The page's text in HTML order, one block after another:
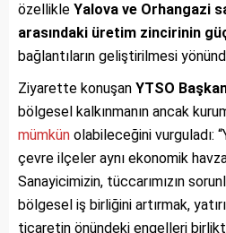
özellikle Yalova ve Orhangazi
arasındaki üretim zincirinin
bağlantıların geliştirilmesi
Ziyarette konuşan YTSO
bölgesel kalkınmanın ancak
mümkün olabileceğini vurguladı:
çevre ilçeler aynı ekonomik
Sanayicimizin, tüccarımızın
bölgesel iş birliğini artırmak,
ticaretin önündeki engelleri